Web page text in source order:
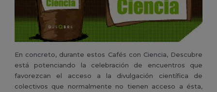
En concreto, durante estos Cafés con Ciencia, Descubre
está potenciando la celebración de encuentros que
favorezcan el acceso a la divulgación científica de
colectivos que normalmente no tienen acceso a ésta,